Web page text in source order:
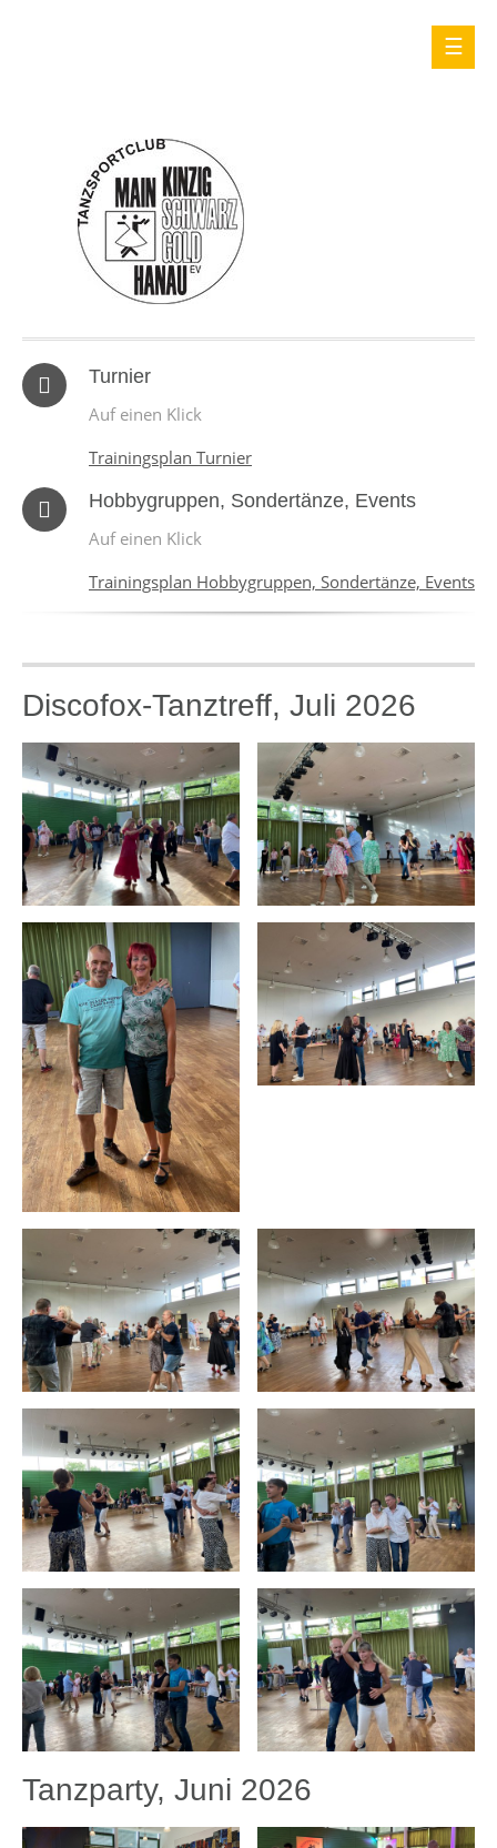
Turnier
Auf einen Klick
Trainingsplan Turnier
Hobbygruppen, Sondertänze, Events
Auf einen Klick
Trainingsplan Hobbygruppen, Sondertänze, Events
Discofox-Tanztreff, Juli 2026
Tanzparty, Juni 2026